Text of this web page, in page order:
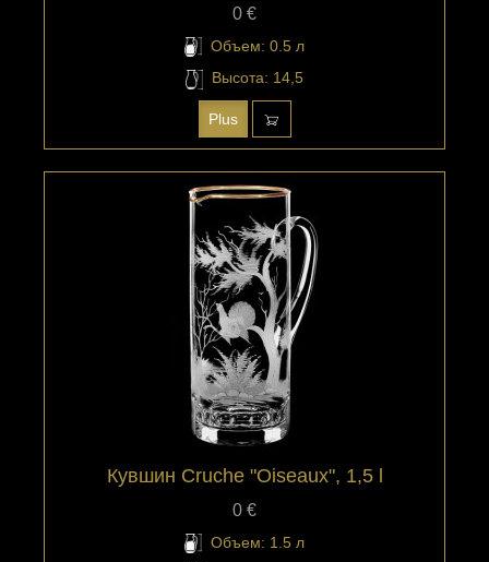
0 €
Объем: 0.5 л
Высота: 14,5
Plus
Кувшин Cruche "Oiseaux", 1,5 l
0 €
Объем: 1.5 л